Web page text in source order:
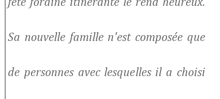
fête foraine itinérante le rend heureux.
Sa nouvelle famille n'est composée que
de personnes avec lesquelles il a choisi